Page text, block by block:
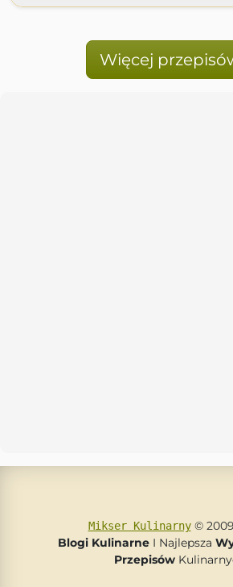
Więcej
Mikser Kulinarny©
Blogi Kulinarne I Najlepsza
Przepisów